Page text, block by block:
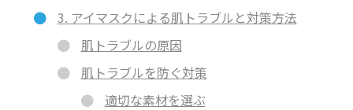
3. アイマスクによる肌トラブルと対策方法
肌トラブルの原因
肌トラブルを防ぐ対策
適切な素材を選ぶ